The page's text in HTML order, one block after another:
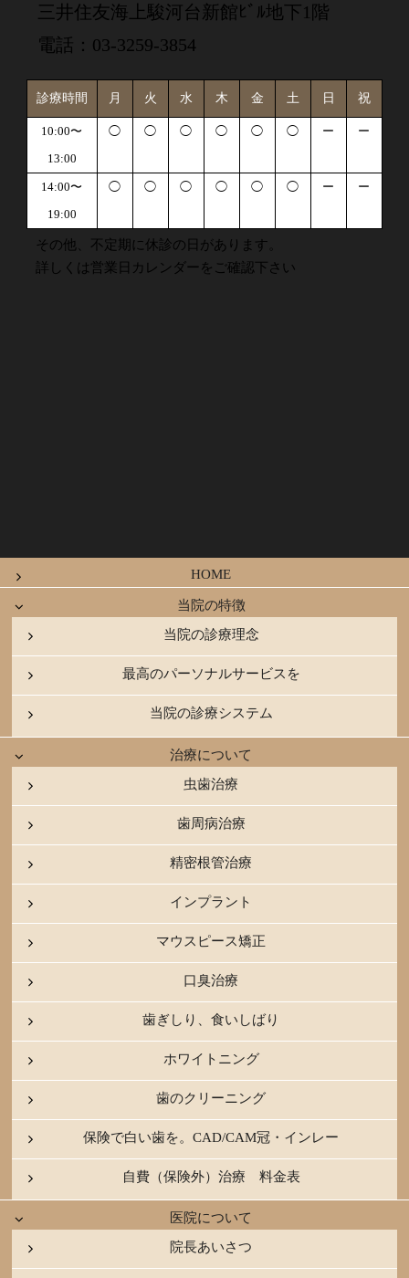
三井住友海上駿河台新館ﾋﾞﾙ地下1階
電話：03-3259-3854
診療時間 月 火 水 木 金 土 日 祝
10:00〜
13:00
◯ ◯ ◯ ◯ ◯ ◯ ー ー
14:00〜
19:00
◯ ◯ ◯ ◯ ◯ ◯ ー ー
その他、不定期に休診の日があります。
詳しくは営業日カレンダーをご確認下さい
HOME
当院の特徴
当院の診療理念
最高のパーソナルサービスを
当院の診療システム
治療について
虫歯治療
歯周病治療
精密根管治療
インプラント
マウスピース矯正
口臭治療
歯ぎしり、食いしばり
ホワイトニング
歯のクリーニング
保険で白い歯を。CAD/CAM冠・インレー
自費（保険外）治療 料金表
医院について
院長あいさつ